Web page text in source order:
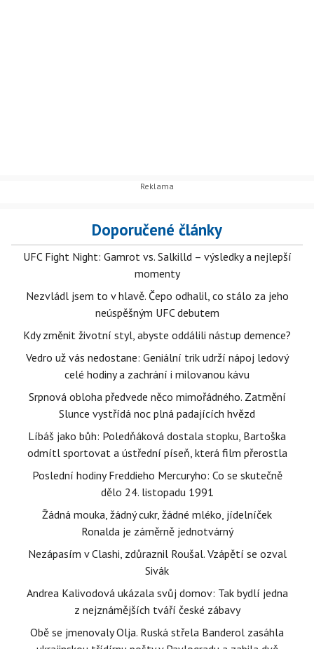
Doporučené články
UFC Fight Night: Gamrot vs. Salkilld – výsledky a nejlepší
momenty
Nezvládl jsem to v hlavě. Čepo odhalil, co stálo za jeho
neúspěšným UFC debutem
Kdy změnit životní styl, abyste oddálili nástup demence?
Vedro už vás nedostane: Geniální trik udrží nápoj ledový
celé hodiny a zachrání i milovanou kávu
Srpnová obloha předvede něco mimořádného. Zatmění
Slunce vystřídá noc plná padajících hvězd
Líbáš jako bůh: Poledňáková dostala stopku, Bartoška
odmítl sportovat a ústřední píseň, která film přerostla
Poslední hodiny Freddieho Mercuryho: Co se skutečně
dělo 24. listopadu 1991
Žádná mouka, žádný cukr, žádné mléko, jídelníček
Ronalda je záměrně jednotvárný
Nezápasím v Clashi, zdůraznil Roušal. Vzápětí se ozval
Sivák
Andrea Kalivodová ukázala svůj domov: Tak bydlí jedna
z nejznámějších tváří české zábavy
Obě se jmenovaly Olja. Ruská střela Banderol zasáhla